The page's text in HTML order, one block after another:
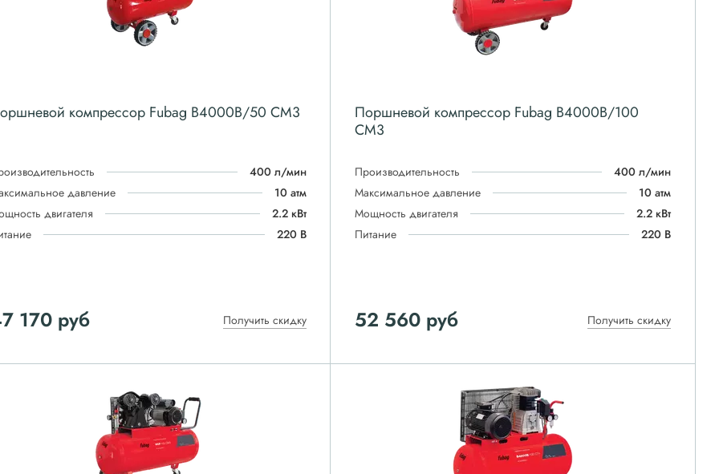
компрессор Fubag B4000B/50 CM3
400 л/мин
давление
10 атм
двигателя
2.2 кВт
220 В
170 руб Получить скидку
Поршневой компрессор Fubag B4000B/100
CM3
Производительность
400 л/мин
Максимальное давление
10 атм
Мощность двигателя
2.2 кВт
Питание
220 В
52 560руб Получить скидку